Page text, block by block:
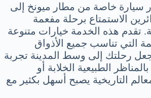
سيارة خاصة من مطار ميونخ إلى
الاستمتاع برحلة مفعمة
تقدم هذه الخدمة خيارات متنوعة
التي تناسب جميع الأذواق
رحلتك إلى وسط المدينة تجربة
الطبيعية الخلابة أو
التاريخية يصبح أسهل بكثير مع